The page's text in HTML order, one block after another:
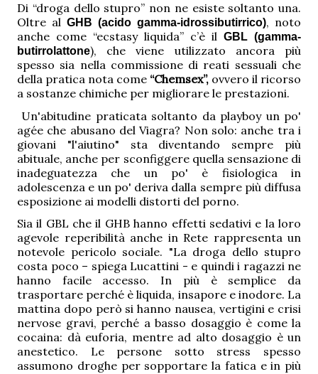
Di “droga dello stupro” non ne esiste soltanto una.
Oltre al GHB (acido gamma-idrossibutirrico), noto
anche come “ecstasy liquida” c’è il GBL (gamma-
butirrolattone), che viene utilizzato ancora più
spesso sia nella commissione di reati sessuali che
della pratica nota come “Chemsex”, ovvero il ricorso
a sostanze chimiche per migliorare le prestazioni.
Un'abitudine praticata soltanto da playboy un po'
agée che abusano del Viagra? Non solo: anche tra i
giovani "l'aiutino" sta diventando sempre più
abituale, anche per sconfiggere quella sensazione di
inadeguatezza che un po' è fisiologica in
adolescenza e un po' deriva dalla sempre più diffusa
esposizione ai modelli distorti del porno.
Sia il GBL che il GHB hanno effetti sedativi e la loro
agevole reperibilità anche in Rete rappresenta un
notevole pericolo sociale. "La droga dello stupro
costa poco – spiega Lucattini - e quindi i ragazzi ne
hanno facile accesso. In più è semplice da
trasportare perché è liquida, insapore e inodore. La
mattina dopo però si hanno nausea, vertigini e crisi
nervose gravi, perché a basso dosaggio è come la
cocaina: dà euforia, mentre ad alto dosaggio è un
anestetico. Le persone sotto stress spesso
assumono droghe per sopportare la fatica e in più